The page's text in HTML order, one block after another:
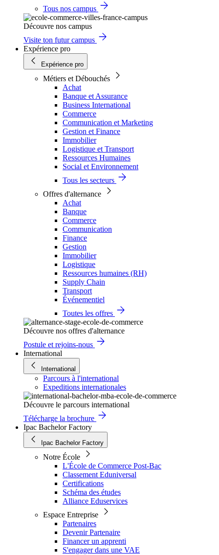
Tous nos campus
Découvre nos campus
Visite ton futur campus
Expérience pro
Expérience pro
Métiers et Débouchés
Achat
Banque et Assurance
Business International
Commerce
Communication et Marketing
Gestion et Finance
Immobilier
Logistique et Transport
Ressources Humaines
Social et Environnement
Tous les secteurs
Offres d'alternance
Achat
Banque
Commerce
Communication
Finance
Gestion
Immobilier
Logistique
Ressources humaines (RH)
Supply Chain
Transport
Événementiel
Toutes les offres
Découvre nos offres d'alternance
Postule et rejoins-nous
International
International
Parcours à l'international
Expeditions internationales
Découvre le parcours international
Télécharge la brochure
Ipac Bachelor Factory
Ipac Bachelor Factory
Notre École
L'École de Commerce Post-Bac
Classement Eduniversal
Certifications
Schéma des études
Alliance Eduservices
Espace Entreprise
Partenaires
Devenir Partenaire
Financer un apprenti
S'engager dans une VAE